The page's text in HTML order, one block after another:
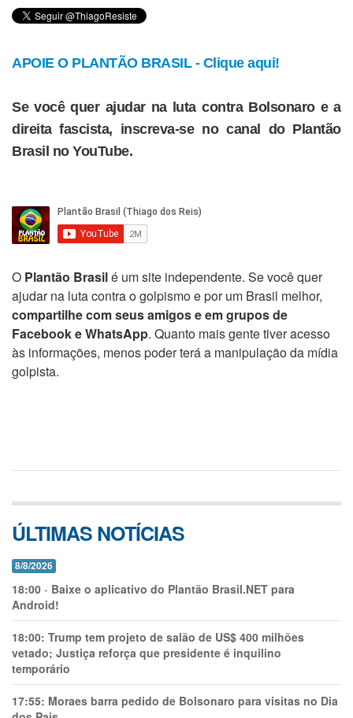
APOIE O PLANTÃO BRASIL - Clique aqui!
Se você quer ajudar na luta contra Bolsonaro e a
direita fascista, inscreva-se no canal do Plantão
Brasil no YouTube.
O Plantão Brasilé um site independente. Se você quer
ajudar na luta contra o golpismo e por um Brasil melhor,
compartilhe com seus amigos e em grupos de
Facebook e WhatsApp. Quanto mais gente tiver acesso
às informações, menos poder terá a manipulação da mídia
golpista.
ÚLTIMAS NOTÍCIAS
8/8/2026
18:00 - Baixe o aplicativo do Plantão Brasil.NET para
Android!
18:00: Trump tem projeto de salão de US$ 400 milhões
vetado; Justiça reforça que presidente é inquilino
temporário
17:55: Moraes barra pedido de Bolsonaro para visitas no Dia